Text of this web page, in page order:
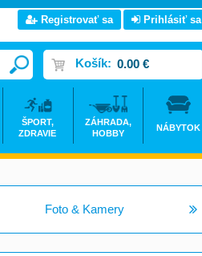
Foto & Kamery
Registrovať sa Prihlásiť sa
Košík: 0.00 €
ŠPORT,
ZDRAVIE
ZÁHRADA,
HOBBY
NÁBYTOK